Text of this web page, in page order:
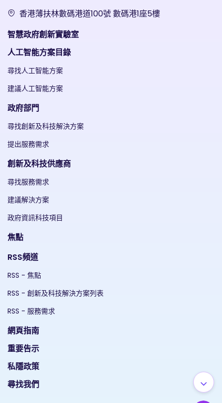
香港薄扶林數碼港道100號 數碼港1座5樓
智慧政府創新實驗室
人工智能方案目錄
尋找人工智能方案
建議人工智能方案
政府部門
尋找創新及科技解決方案
提出服務需求
創新及科技供應商
尋找服務需求
建議解決方案
政府資訊科技項目
焦點
RSS頻道
RSS - 焦點
RSS - 創新及科技解決方案列表
RSS - 服務需求
網頁指南
重要告示
私隱政策
尋找我們